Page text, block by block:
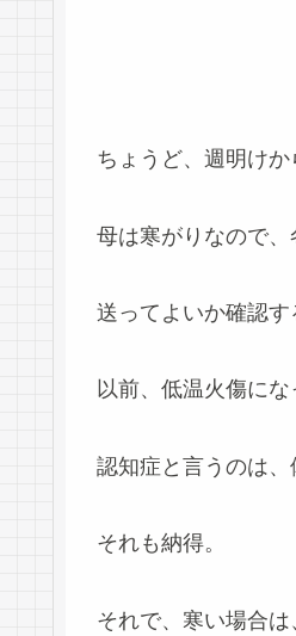
ちょうど、週明けか
母は寒がりなので、
送ってよいか確認す
以前、低温火傷に
認知症と言うのは、
それも納得。
それで、寒い場合は